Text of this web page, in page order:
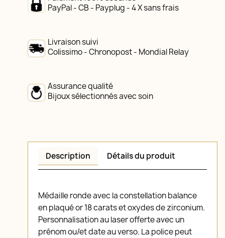
PayPal - CB - Payplug - 4 X sans frais
Livraison suivi
Colissimo - Chronopost - Mondial Relay
Assurance qualité
Bijoux sélectionnés avec soin
Description Détails du produit
Médaille ronde avec la constellation balance
en plaqué or 18 carats et oxydes de zirconium.
Personnalisation au laser offerte avec un
prénom ou/et date au verso. La police peut